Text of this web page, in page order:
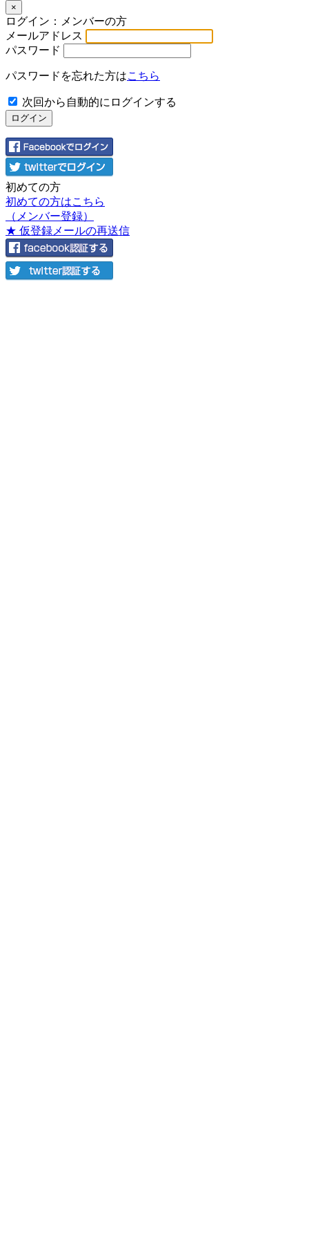
×
ログイン：メンバーの方
メールアドレス
パスワード
パスワードを忘れた方はこちら
次回から自動的にログインする
初めての方
初めての方はこちら
（メンバー登録）
★ 仮登録メールの再送信